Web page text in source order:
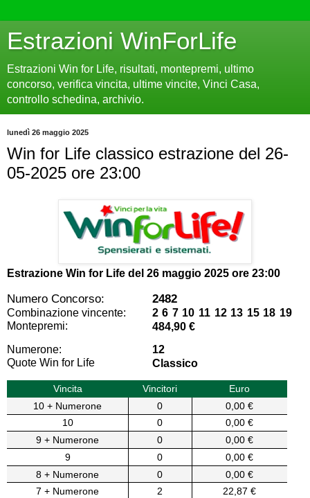
Estrazioni WinForLife
Estrazioni Win for Life, risultati, montepremi, ultimo
concorso, verifica vincita, ultime vincite, Vinci Casa,
controllo schedina, archivio.
lunedì 26 maggio 2025
Win for Life classico estrazione del 26-
05-2025 ore 23:00
Estrazione Win for Life del 26 maggio 2025 ore 23:00
Numero Concorso: 2482
Combinazione vincente:
2 6 7 10 11 12 13 15 18 19
Montepremi:
484,90 €
Numerone:
12
Quote Win for Life
Classico
Vincita Vincitori
Euro
10 + Numerone
0
0,00 €
10
0
0,00 €
9 + Numerone
0
0,00 €
9
0
0,00 €
8 + Numerone
0
0,00 €
7 + Numerone
2
22,87 €